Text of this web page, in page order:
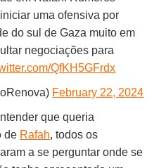
uma ofensiva por
do sul de Gaza muito em
negociações para
QfKH5GFrdx
February 22, 2024
que queria
de Rafah, todos os
a se perguntar onde se